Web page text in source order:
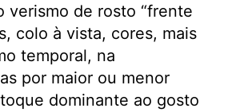
verismo de rosto “frente
colo à vista, cores, mais
temporal, na
por maior ou menor
dominante ao gosto